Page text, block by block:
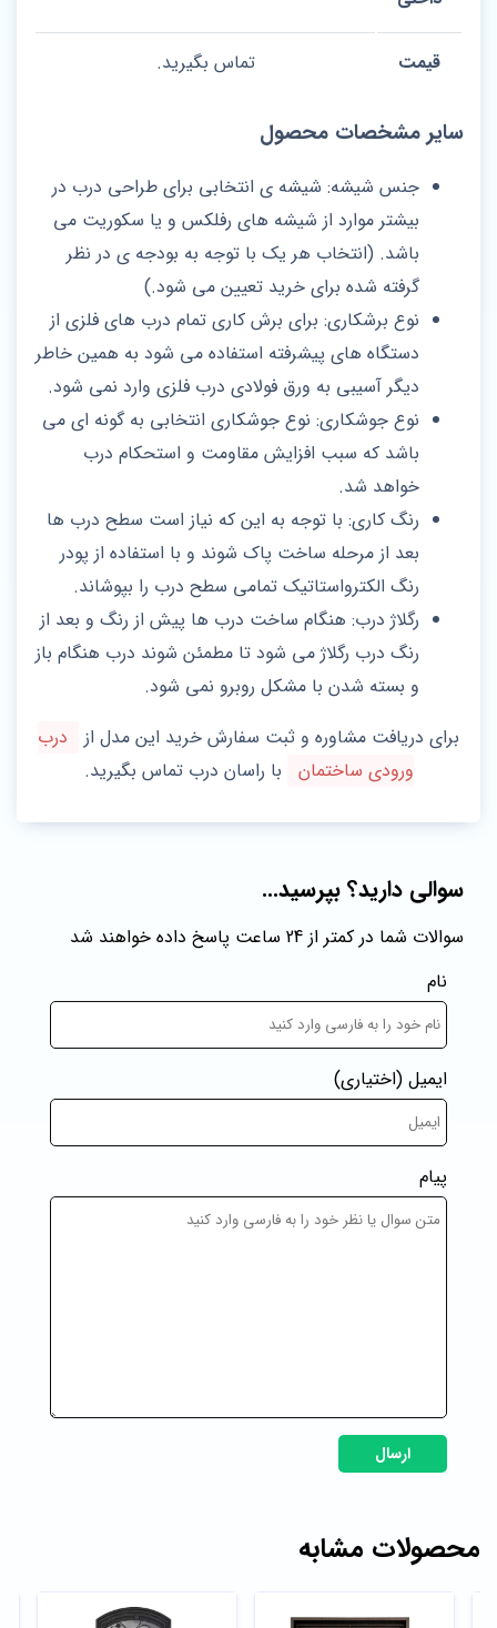
قیمت تماس بگیرید.
سایر مشخصات محصول
جنس شیشه: شیشه ی انتخابی برای طراحی درب در
بیشتر موارد از شیشه های رفلکس و یا سکوریت می
باشد. (انتخاب هر یک با توجه به بودجه ی در نظر
گرفته شده برای خرید تعیین می شود.)
نوع برشکاری: برای برش کاری تمام درب های فلزی از
دستگاه های پیشرفته استفاده می شود به همین خاطر
دیگر آسیبی به ورق فولادی درب فلزی وارد نمی شود.
نوع جوشکاری: نوع جوشکاری انتخابی به گونه ای می
باشد که سبب افزایش مقاومت و استحکام درب
خواهد شد.
رنگ کاری: با توجه به این که نیاز است سطح درب ها
بعد از مرحله ساخت پاک شوند و با استفاده از پودر
رنگ الکترواستاتیک تمامی سطح درب را بپوشاند.
رگلاژ درب: هنگام ساخت درب ها پیش از رنگ و بعد از
رنگ درب رگلاژ می شود تا مطمئن شوند درب هنگام باز
و بسته شدن با مشکل روبرو نمی شود.
برای دریافت مشاوره و ثبت سفارش خرید این مدل از
درب
ورودی ساختمان
با راسان درب تماس بگیرید.
سوالی دارید؟ بپرسید...
سوالات شما در کمتر از 24 ساعت پاسخ داده خواهند شد
نام
ایمیل (اختیاری)
پیام
ارسال
محصولات مشابه